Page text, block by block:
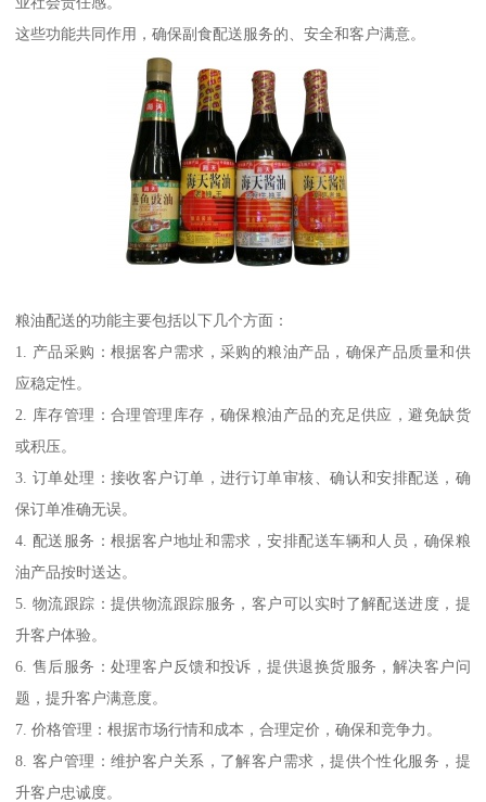
这些功能共同作用，确保副食配送服务的、安全和客户满意。
粮油配送的功能主要包括以下几个方面：
1. 产品采购：根据客户需求，采购的粮油产品，确保产品质量和供
应稳定性。
2. 库存管理：合理管理库存，确保粮油产品的充足供应，避免缺货
或积压。
3. 订单处理：接收客户订单，进行订单审核、确认和安排配送，确
保订单准确无误。
4. 配送服务：根据客户地址和需求，安排配送车辆和人员，确保粮
油产品按时送达。
5. 物流跟踪：提供物流跟踪服务，客户可以实时了解配送进度，提
升客户体验。
6. 售后服务：处理客户反馈和投诉，提供退换货服务，解决客户问
题，提升客户满意度。
7. 价格管理：根据市场行情和成本，合理定价，确保和竞争力。
8. 客户管理：维护客户关系，了解客户需求，提供个性化服务，提
升客户忠诚度。